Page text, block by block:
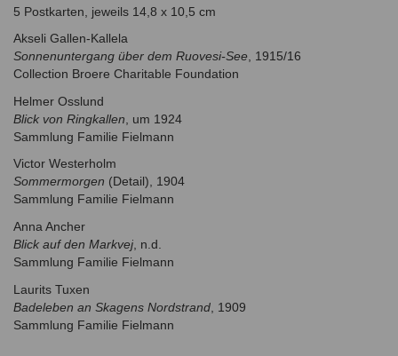
5 Postkarten, jeweils 14,8 x 10,5 cm
Akseli Gallen-Kallela
Sonnenuntergang über dem Ruovesi-See , 1915/16
Collection Broere Charitable Foundation
Helmer Osslund
Blick von Ringkallen , um 1924
Sammlung Familie Fielmann
Victor Westerholm
Sommermorgen (Detail), 1904
Sammlung Familie Fielmann
Anna Ancher
Blick auf den Markvej , n.d.
Sammlung Familie Fielmann
Laurits Tuxen
Badeleben an Skagens Nordstrand , 1909
Sammlung Familie Fielmann